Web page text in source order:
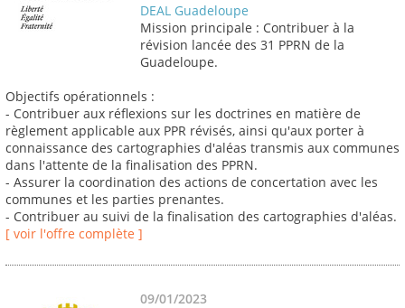
DEAL Guadeloupe
Mission principale : Contribuer à la
révision lancée des 31 PPRN de la
Guadeloupe.
Objectifs opérationnels :
- Contribuer aux réflexions sur les doctrines en matière de
règlement applicable aux PPR révisés, ainsi qu'aux porter à
connaissance des cartographies d'aléas transmis aux communes
dans l'attente de la finalisation des PPRN.
- Assurer la coordination des actions de concertation avec les
communes et les parties prenantes.
- Contribuer au suivi de la finalisation des cartographies d'aléas.
[ voir l'offre complète ]
09/01/2023